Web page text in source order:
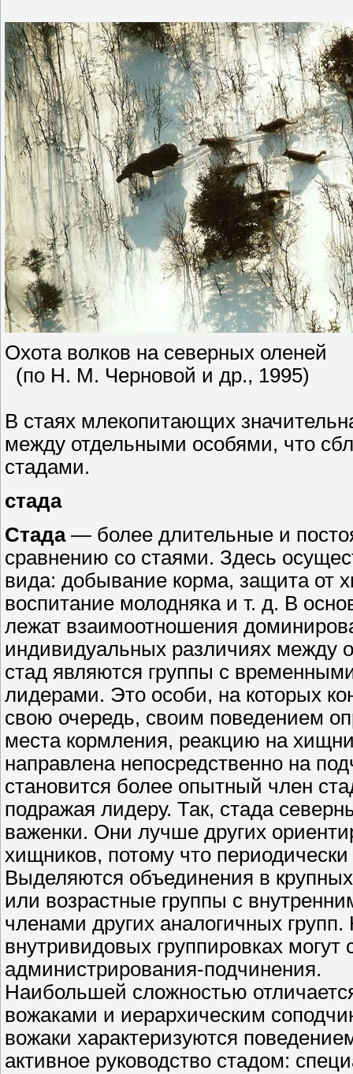
Охота волков на северных оленей
(по Н. М. Черновой и др., 1995)
В стаях млекопитающих
между отдельными особями, что
стадами.
стада
Стада — более длительные и
сравнению со стаями. Здесь
вида: добывание корма, защита от
воспитание молодняка и т. д. В
лежат взаимоотношения
индивидуальных различиях между
стад являются группы с
лидерами. Это особи, на которых
свою очередь, своим поведением
места кормления, реакцию на
направлена непосредственно на
становится более опытный член
подражая лидеру. Так, стада
важенки. Они лучше других
хищников, потому что
Выделяются объединения в
или возрастные группы с
членами других аналогичных
внутривидовых группировках
администрирования-подчинения.
Наибольшей сложностью
вожаками и иерархическим
вожаки характеризуются
активное руководство стадом: